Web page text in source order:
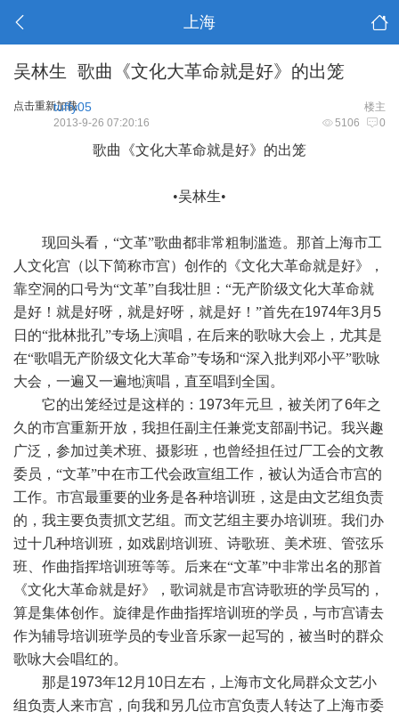
上海
吴林生 歌曲《文化大革命就是好》的出笼
点击重新加载 楼主
tuffy05
5106 0
2013-9-26 07:20:16
歌曲《文化大革命就是好》的出笼
•吴林生•
现回头看，“文革”歌曲都非常粗制滥造。那首上海市工
人文化宫（以下简称市宫）创作的《文化大革命就是好》，
靠空洞的口号为“文革”自我壮胆：“无产阶级文化大革命就
是好！就是好呀，就是好呀，就是好！”首先在1974年3月 5
日的“批林批孔”专场上演唱，在后来的歌咏大会上，尤其是
在“歌唱无产阶级文化大革命”专场和“深入批判邓小平”歌咏
大会，一遍又一遍地演唱，直至唱到全国。
它的出笼经过是这样的： 1973年元旦，被关闭了6年之
久的市宫重新开放，我担任副主任兼党支部副书记。我兴趣
广泛，参加过美术班、摄影班，也曾经担任过厂工会的文教
委员，“文革”中在市工代会政宣组工作，被认为适合市宫的
工作。市宫最重要的业务是各种培训班，这是由文艺组负责
的，我主要负责抓文艺组。而文艺组主要办培训班。我们办
过十几种培训班，如戏剧培训班、诗歌班、美术班、管弦乐
班、作曲指挥培训班等等。后来在“文革”中非常出名的那首
《文化大革命就是好》，歌词就是市宫诗歌班的学员写的，
算是集体创作。旋律是作曲指挥培训班的学员，与市宫请去
作为辅导培训班学员的专业音乐家一起写的，被当时的群众
歌咏大会唱红的。
那是1973年12 月 10日左右，上海市文化局群众文艺小
组负责人来市宫，向我和另几位市宫负责人转达了上海市委